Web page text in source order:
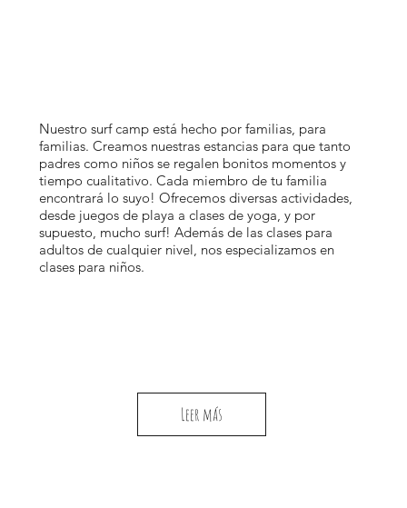
Leer más
Nuestro surf camp está hecho por familias, para
familias. Creamos nuestras estancias para que tanto
padres como niños se regalen bonitos momentos y
tiempo cualitativo. Cada miembro de tu familia
encontrará lo suyo! Ofrecemos diversas actividades,
desde juegos de playa a clases de yoga, y por
supuesto, mucho surf! Además de las clases para
adultos de cualquier nivel, nos especializamos en
clases para niños.